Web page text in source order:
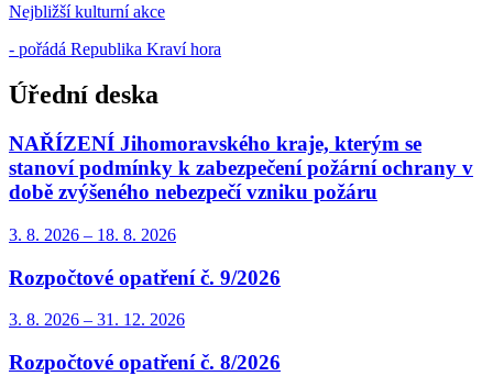
Nejbližší kulturní akce
- pořádá Republika Kraví hora
Úřední deska
NAŘÍZENÍ Jihomoravského kraje, kterým se
stanoví podmínky k zabezpečení požární ochrany v
době zvýšeného nebezpečí vzniku požáru
3. 8. 2026 – 18. 8. 2026
Rozpočtové opatření č. 9/2026
3. 8. 2026 – 31. 12. 2026
Rozpočtové opatření č. 8/2026